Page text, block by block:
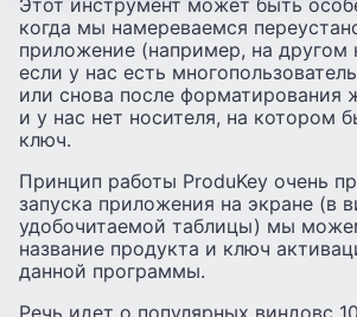
когда мы намереваемся
приложение (например, на другом
если у нас есть
или снова после форматирования
и у нас нет носителя, на котором
ключ.
Принцип работы ProduKey очень
запуска приложения на экране (в
удобочитаемой таблицы) мы
название продукта и ключ
данной программы.
Речь идет о популярных виндовс